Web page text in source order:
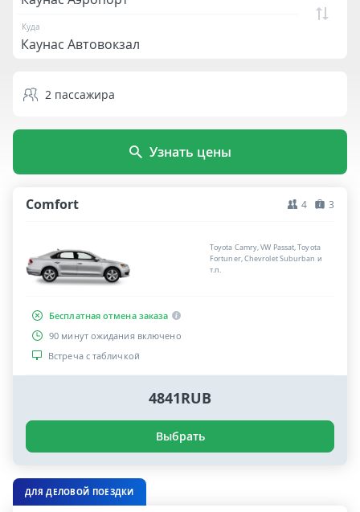
Куда
2 пассажира
Узнать цены
Comfort 4 3
Toyota Camry, VW Passat, Toyota
Fortuner, Chevrolet Suburban и
т.п.
Бесплатная отмена заказа
90 минут ожидания включено
Встреча с табличкой
4841RUB
Выбрать
ДЛЯ ДЕЛОВОЙ ПОЕЗДКИ